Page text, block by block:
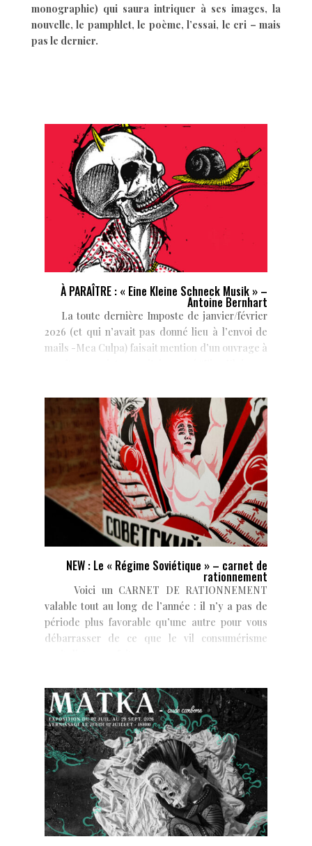
monographie) qui saura intriquer à ses images, la
nouvelle, le pamphlet, le poème, l’essai, le cri – mais
pas le dernier.
À PARAÎTRE : « Eine Kleine Schneck Musik » –
Antoine Bernhart
La toute dernière Imposte de janvier/février
2026 (et qui n’avait pas donné lieu à l’envoi de
mails -Mea Culpa) faisait mention d’un ouvrage à
NEW : Le « Régime Soviétique » – carnet de
rationnement
Voici un CARNET DE RATIONNEMENT
valable tout au long de l’année : il n’y a pas de
période plus favorable qu’une autre pour vous
débarrasser de ce que le vil consumérisme